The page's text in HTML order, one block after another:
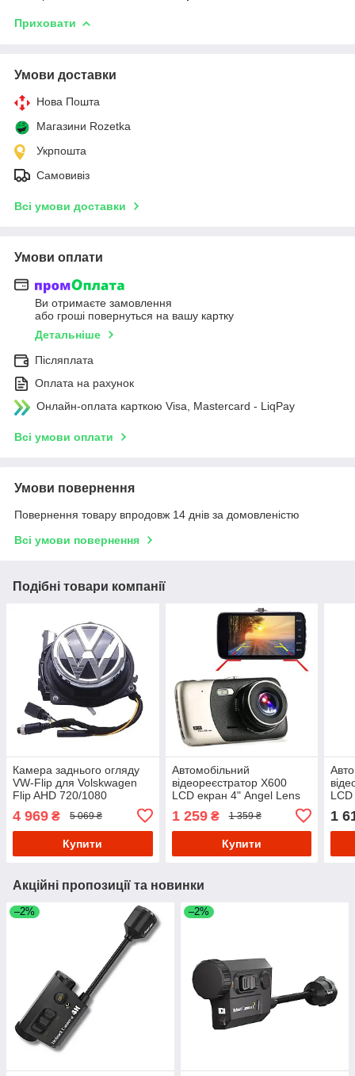
Приховати
Умови доставки
Нова Пошта
Магазини Rozetka
Укрпошта
Самовивіз
Всі умови доставки
Умови оплати
Ви отримаєте замовлення
або гроші повернуться на вашу картку
Детальніше
Післяплата
Оплата на рахунок
Онлайн-оплата карткою Visa, Mastercard - LiqPay
Всі умови оплати
Умови повернення
Повернення товару впродовж 14 днів за домовленістю
Всі умови повернення
Подібні товари компанії
Камера заднього огляду
VW-Flip для Volskwagen
Flip AHD 720/1080
4 969 ₴ 5 069 ₴
Купити
Автомобільний
відеореєстратор X600
LCD екран 4" Angel Lens
1 259₴ 1 359 ₴
Купити
1
Акційні пропозиції та новинки
–2% –2%